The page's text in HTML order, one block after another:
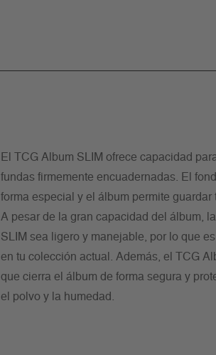
El TCG Album SLIM ofrece capacidad
fundas firmemente encuadernadas. El
forma especial y el álbum permite guardar
A pesar de la gran capacidad del álbum,
SLIM sea ligero y manejable, por lo que
en tu colección actual. Además, el TCG
que cierra el álbum de forma segura y
el polvo y la humedad.